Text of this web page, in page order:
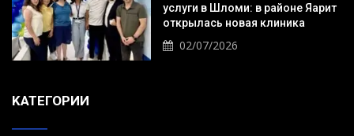
услуги в Шломи: в районе Яарит
открылась новая клиника
02/07/2026
KАТЕГОРИИ